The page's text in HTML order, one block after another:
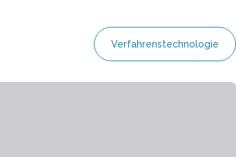
Verfahrenstechnologie